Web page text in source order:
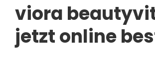
viora
jetzt online